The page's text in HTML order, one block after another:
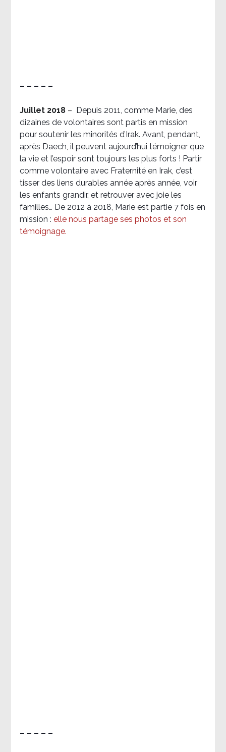
– – – – –
Juillet 2018 –
Depuis 2011, comme Marie, des
dizaines de volontaires sont partis en mission
pour soutenir les minorités d’Irak. Avant, pendant,
après Daech, il peuvent aujourd’hui témoigner que
la vie et l’espoir sont toujours les plus forts ! Partir
comme volontaire avec Fraternité en Irak, c’est
tisser des liens durables année après année, voir
les enfants grandir, et retrouver avec joie les
familles… De 2012 à 2018, Marie est partie 7 fois en
mission : elle nous partage ses photos et son
témoignage.
– – – – –